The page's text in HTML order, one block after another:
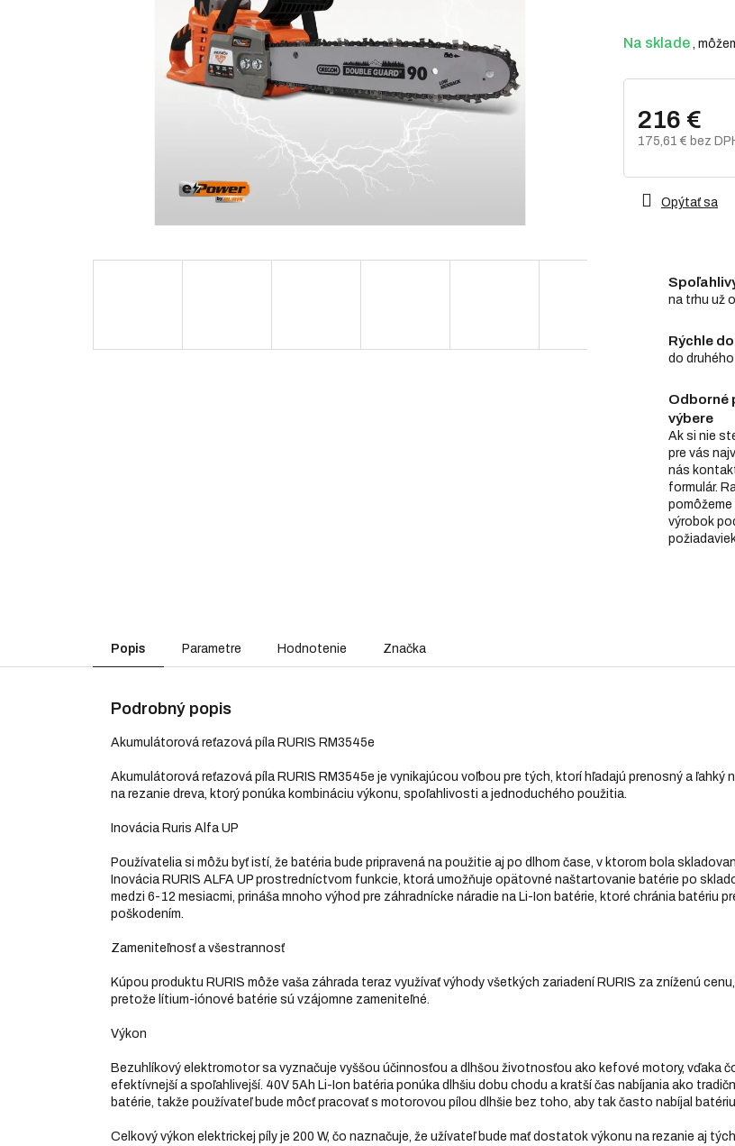
Na sklade
216 €
175,61 € bez
Opýtať sa
na trhu už
Rýchle
do
Odborné
výbere
Ak si nie
pre vás
nás
formulár.
pomôžeme
výrobok
hviezdičiek.
Popis Parametre Hodnotenie Značka
Podrobný popis
Akumulátorová reťazová píla RURIS RM3545e
Akumulátorová reťazová píla RURIS RM3545e je vynikajúcou voľbou pre tých, ktorí hľadajú prenosný a ľahký
na rezanie dreva, ktorý ponúka kombináciu výkonu, spoľahlivosti a jednoduchého použitia.
Inovácia Ruris Alfa UP
Používatelia si môžu byť istí, že batéria bude pripravená na použitie aj po dlhom čase, v ktorom bola
Inovácia RURIS ALFA UP prostredníctvom funkcie, ktorá umožňuje opätovné naštartovanie batérie po
medzi 6-12 mesiacmi, prináša mnoho výhod pre záhradnícke náradie na Li-Ion batérie, ktoré chránia batériu
poškodením.
Zameniteľnosť a všestrannosť
Kúpou produktu RURIS môže vaša záhrada teraz využívať výhody všetkých zariadení RURIS za zníženú cenu,
pretože lítium-iónové batérie sú vzájomne zameniteľné.
Výkon
Bezuhlíkový elektromotor sa vyznačuje vyššou účinnosťou a dlhšou životnosťou ako kefové motory, vďaka
efektívnejší a spoľahlivejší. 40V 5Ah Li-Ion batéria ponúka dlhšiu dobu chodu a kratší čas nabíjania ako
batérie, takže používateľ bude môcť pracovať s motorovou pílou dlhšie bez toho, aby tak často nabíjal
Celkový výkon elektrickej píly je 200 W, čo naznačuje, že užívateľ bude mať dostatok výkonu na rezanie aj tých